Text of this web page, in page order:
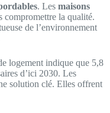
. Les maisons
compromettre la qualité.
de l’environnement
logement indique que 5,8
d’ici 2030. Les
solution clé. Elles offrent